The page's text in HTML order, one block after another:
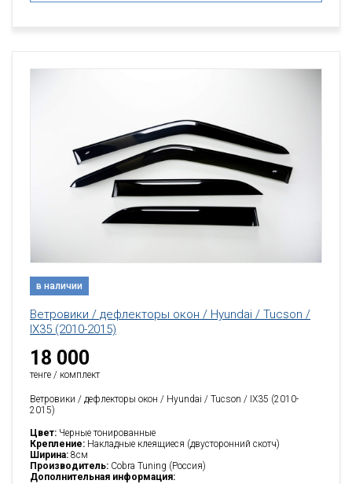
в наличии
Ветровики / дефлекторы окон / Hyundai / Tucson /
IX35 (2010-2015)
18 000
тенге / комплект
Ветровики / дефлекторы окон / Hyundai / Tucson / IX35 (2010-
2015)
Цвет: Черные тонированные
Крепление: Накладные клеящиеся (двусторонний скотч)
Ширина: 8см
Производитель: Cobra Tuning (Россия)
Дополнительная информация: